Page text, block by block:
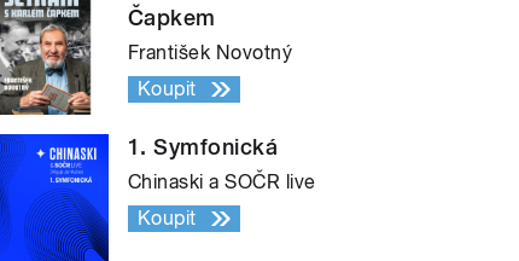
Čapkem
František Novotný
Koupit
1. Symfonická
Chinaski a SOČR live
Koupit